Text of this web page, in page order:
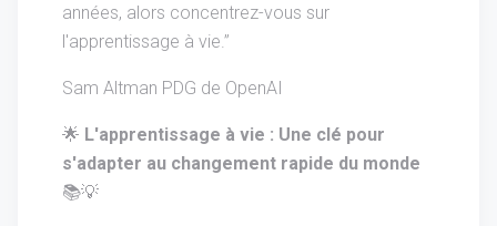
années, alors concentrez-vous sur
l'apprentissage à vie.”
Sam Altman PDG de OpenAI
🌟 L'apprentissage à vie : Une clé pour
s'adapter au changement rapide du monde
📚💡